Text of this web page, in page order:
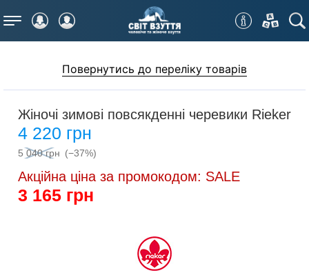
Меню
Повернутись до переліку товарів
Жіночі зимові повсякденні черевики Rieker
4 220 грн
5 040 грн (−37%)
Акційна ціна за промокодом: SALE
3 165 грн